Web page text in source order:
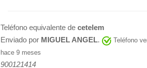
Teléfono equivalente de cetelem
Enviado por MIGUEL ANGEL.
Teléfono
hace 9 meses
900121414